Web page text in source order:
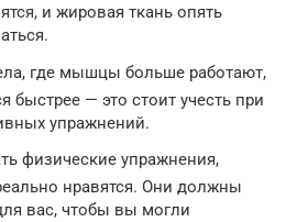
и жировая ткань опять
где мышцы больше работают,
быстрее — это стоит учесть при
упражнений.
физические упражнения,
нравятся. Они должны
вас, чтобы вы могли